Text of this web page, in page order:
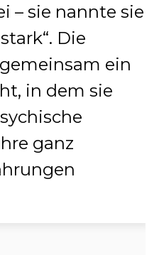
– sie nannte sie
Die
ein
in dem sie
ganz